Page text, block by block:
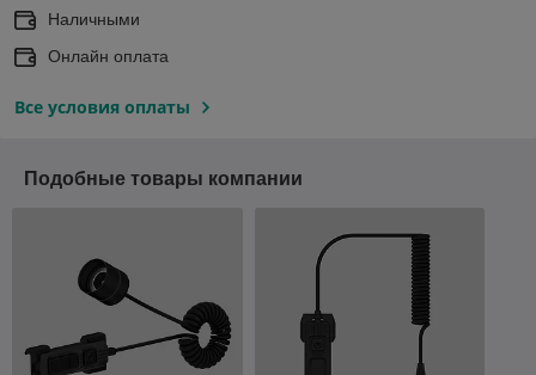
Наличными
Онлайн оплата
Все условия оплаты
Подобные товары компании